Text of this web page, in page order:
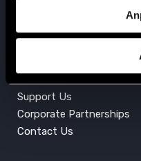
Support Us
Corporate Partnerships
Contact Us